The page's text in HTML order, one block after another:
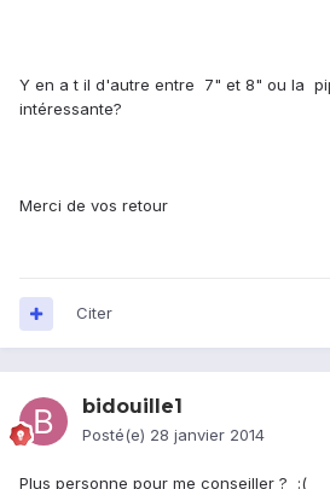
Y en a t il d'autre entre 7" et 8" ou la
intéressante?
Merci de vos retour
Citer
bidouille1
Posté(e) 28 janvier 2014
Plus personne pour me conseiller ? :(